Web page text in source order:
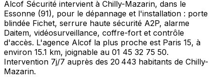
Alcof Sécurité intervient à Chilly-Mazarin, dans le
Essonne (91), pour le dépannage et l'installation : porte
blindée Fichet, serrure haute sécurité A2P, alarme
Daitem, vidéosurveillance, coffre-fort et contrôle
d'accès. L'agence Alcof la plus proche est Paris 15, à
environ 15.1 km, joignable au 01 45 32 75 50.
Intervention 7j/7 auprès des 20 443 habitants de Chilly-
Mazarin.